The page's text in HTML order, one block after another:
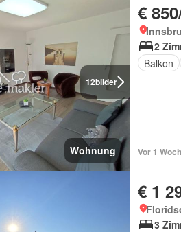
12bilder
Wohnung
€
2
Balkon
Vor 1
€ 1
3